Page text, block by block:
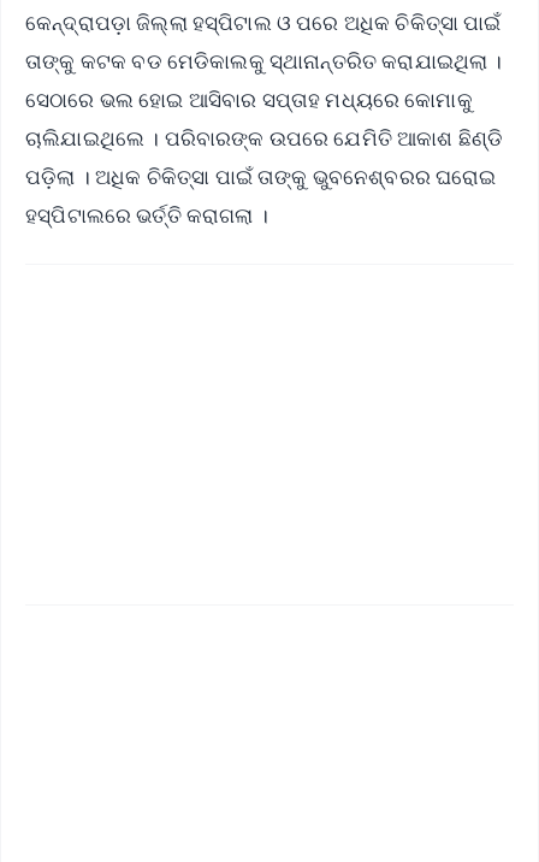
କେନ୍ଦ୍ରାପଡ଼ା ଜିଲ୍ଲା ହସ୍ପିଟାଲ ଓ ପରେ ଅଧିକ ଚିକିତ୍ସା ପାଇଁ
ତାଙ୍କୁ କଟକ ବଡ ମେଡିକାଲକୁ ସ୍ଥାନାନ୍ତରିତ କରାଯାଇଥିଲା ।
ସେଠାରେ ଭଲ ହୋଇ ଆସିବାର ସପ୍ତାହ ମଧ୍ୟରେ କୋମାକୁ
ଚାଲିଯାଇଥିଲେ । ପରିବାରଙ୍କ ଉପରେ ଯେମିତି ଆକାଶ ଛିଣ୍ଡି
ପଡ଼ିଲା । ଅଧିକ ଚିକିତ୍ସା ପାଇଁ ତାଙ୍କୁ ଭୁବନେଶ୍ବରର ଘରୋଇ
ହସ୍ପିଟାଲରେ ‌ଭର୍ତ୍ତି କରାଗଲା ।